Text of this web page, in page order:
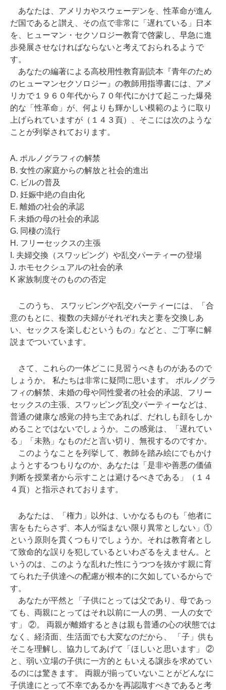
あなたは、アメリカやスウェーデンを、性革命が進ん
だ国であると讃え、その点で非常に「遅れている」日本
を、ヒューマン・セクソロジー教育で啓蒙し、早急に進
歩発展させなければならないと考えておられるようで
す。
あなたの編著による高校用性教育副読本『青年のため
のヒューマンセクソロジー』の教師用指導書には、アメ
リカで１９６０年代から７０年代にかけて起こった爆発
的な「性革命」が、何よりも輝かしい模範のように取り
上げられていますが（１４３頁）、そこには次のような
ことが列挙されております。
A. ポルノグラフィの解禁
B. 女性の家庭からの解放と社会的進出
C. ビルの普及
D. 妊娠中絶の自由化
E. 離婚の社会的承認
F. 未婚の母の社会的承認
G. 同棲の流行
H. フリーセックスの主張
I. 夫婦交換（スワッピング）や乱交パーティーの登場
J. ホモセクシュアルの社会的承
K 家族制度そのものの否定
このうち、 スワッピングや乱交パーティーには、「合
意のもとに、複数の夫婦がそれぞれ夫と妻を交換しあ
い、セックスを楽しむというもの」などと、ご丁寧に解
説までついています。
さて、これらの一体どこに見習うべきものがあるので
しょうか。 私たちは非常に疑問に思います。 ポルノグラ
フィの解禁、未婚の母や同性愛者の社会的承認、フリー
セックスの主張、スワッピング乱交パーティーなどは、
普通の健康な感覚の持ち主であれば、だれしも顔をしか
めることではないでしょうか。この感覚は、「遅れてい
る」「未熟」なものだと言い切り、無視するのですか。
このようなことを列挙して、教師を踏み絵にでもかけ
ようとするつもりなのか、あなたは「是非や善悪の価値
判断を授業者から示すことは避けるべきである」（１４
４頁）と指示されております。
あなたは、「権力」以外は、いかなるものも「他者に
害をもたらさず、本人が悩まない限り異常としない」①
という原則を貫くつもりでしょうか。それは教育者とし
て致命的な誤りを犯しているといわざるをえません。と
いうのは、このような乱れた性にうつつを抜かす親に育
てられた子供達への配慮が根本的に欠如しているからで
す。
あなたが平然と「子供にとっては父であり、母であっ
ても、両親にとってはそれ以前に一人の男、一人の女で
す」 ②。 両親が離婚するときは親も普通の心の状態では
なく、経済面、生活面でも大変なのだから、 「子」供も
そこを理解し、協力してあげて「ほしいと思います」 ②
と、弱い立場の子供に一方的ともいえる譲歩を求めてい
るのには驚きます。 両親が揃っていないことがどんなに
子供達にとって不幸であるかを再認識すべきであると考